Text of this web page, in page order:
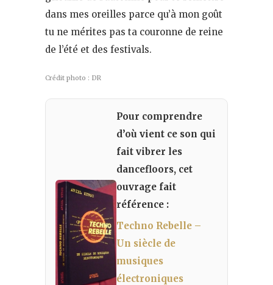
dans mes oreilles parce qu’à mon goût
tu ne mérites pas ta couronne de reine
de l’été et des festivals.
Crédit photo : DR
Pour comprendre
d’où vient ce son qui
fait vibrer les
dancefloors, cet
ouvrage fait
référence :
Techno Rebelle –
Un siècle de
musiques
électroniques